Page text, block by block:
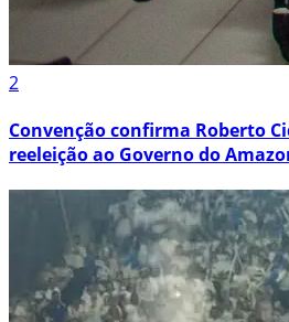
2
Convenção confirma Roberto
reeleição ao Governo do